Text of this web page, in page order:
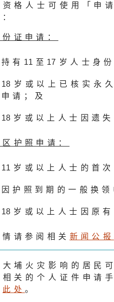
资格人士可使用「申
份证申请：
持有 11至 17岁人士身
18岁或以上已核实永
申请；及
18岁或以上人士因遗
区护照申请：
11岁或以上人士的首次
因护照到期的一般换领
18岁或以上人士因原
情请参阅相关 新闻公报
大埔火灾影响的居民
相关的个人证件申请
此处。